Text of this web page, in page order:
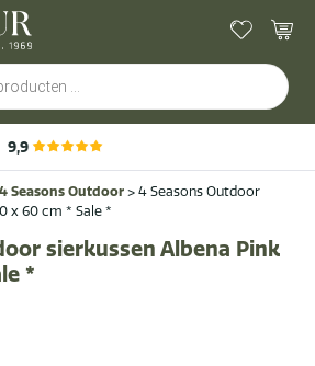
4 Seasons Outdoor > 4 Seasons Outdoor
x 60 cm * Sale *
sierkussen Albena Pink
*